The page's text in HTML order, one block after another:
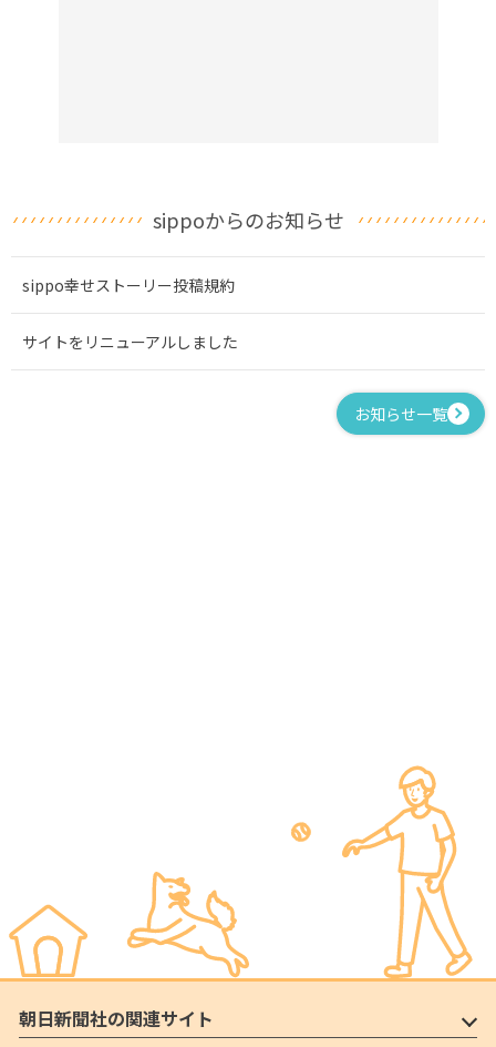
sippoからのお知らせ
sippo幸せストーリー投稿規約
サイトをリニューアルしました
お知らせ一覧
朝日新聞社の関連サイト